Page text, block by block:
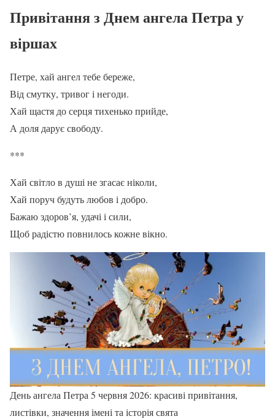
Привітання з Днем ангела Петра у
віршах
Петре, хай ангел тебе береже,
Від смутку, тривог і негоди.
Хай щастя до серця тихенько прийде,
А доля дарує свободу.
***
Хай світло в душі не згасає ніколи,
Хай поруч будуть любов і добро.
Бажаю здоров’я, удачі і сили,
Щоб радістю повнилось кожне вікно.
День ангела Петра 5 червня 2026: красиві привітання,
листівки, значення імені та історія свята